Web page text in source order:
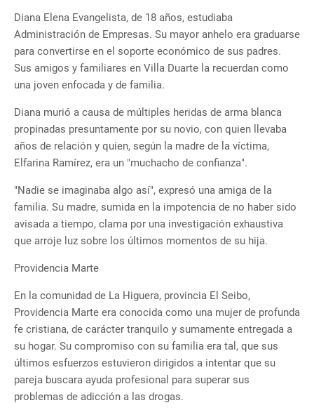
Diana Elena Evangelista, de 18 años, estudiaba
Administración de Empresas. Su mayor anhelo era graduarse
para convertirse en el soporte económico de sus padres.
Sus amigos y familiares en Villa Duarte la recuerdan como
una joven enfocada y de familia.
Diana murió a causa de múltiples heridas de arma blanca
propinadas presuntamente por su novio, con quien llevaba
años de relación y quien, según la madre de la víctima,
Elfarina Ramírez, era un "muchacho de confianza".
"Nadie se imaginaba algo así", expresó una amiga de la
familia. Su madre, sumida en la impotencia de no haber sido
avisada a tiempo, clama por una investigación exhaustiva
que arroje luz sobre los últimos momentos de su hija.
Providencia Marte
En la comunidad de La Higuera, provincia El Seibo,
Providencia Marte era conocida como una mujer de profunda
fe cristiana, de carácter tranquilo y sumamente entregada a
su hogar. Su compromiso con su familia era tal, que sus
últimos esfuerzos estuvieron dirigidos a intentar que su
pareja buscara ayuda profesional para superar sus
problemas de adicción a las drogas.